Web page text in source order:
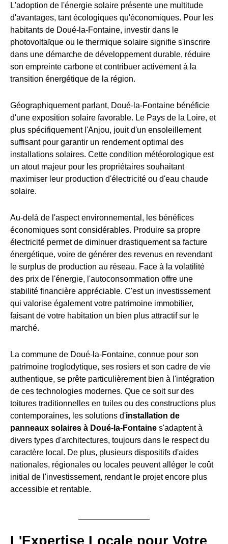
L'adoption de l'énergie solaire présente une multitude
d'avantages, tant écologiques qu'économiques. Pour les
habitants de Doué-la-Fontaine, investir dans le
photovoltaïque ou le thermique solaire signifie s'inscrire
dans une démarche de développement durable, réduire
son empreinte carbone et contribuer activement à la
transition énergétique de la région.
Géographiquement parlant, Doué-la-Fontaine bénéficie
d'une exposition solaire favorable. Le Pays de la Loire, et
plus spécifiquement l'Anjou, jouit d'un ensoleillement
suffisant pour garantir un rendement optimal des
installations solaires. Cette condition météorologique est
un atout majeur pour les propriétaires souhaitant
maximiser leur production d'électricité ou d'eau chaude
solaire.
Au-delà de l'aspect environnemental, les bénéfices
économiques sont considérables. Produire sa propre
électricité permet de diminuer drastiquement sa facture
énergétique, voire de générer des revenus en revendant
le surplus de production au réseau. Face à la volatilité
des prix de l'énergie, l'autoconsommation offre une
stabilité financière appréciable. C'est un investissement
qui valorise également votre patrimoine immobilier,
faisant de votre habitation un bien plus attractif sur le
marché.
La commune de Doué-la-Fontaine, connue pour son
patrimoine troglodytique, ses rosiers et son cadre de vie
authentique, se prête particulièrement bien à l'intégration
de ces technologies modernes. Que ce soit sur des
toitures traditionnelles en tuiles ou des constructions plus
contemporaines, les solutions d'installation de
panneaux solaires à Doué-la-Fontaine s'adaptent à
divers types d'architectures, toujours dans le respect du
caractère local. De plus, plusieurs dispositifs d'aides
nationales, régionales ou locales peuvent alléger le coût
initial de l'investissement, rendant le projet encore plus
accessible et rentable.
L'Expertise Locale pour Votre